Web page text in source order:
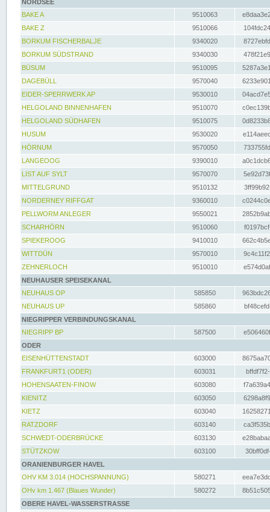
NORDSEE
BAKE A
9510063
BAKE Z
9510066
BORKUM FISCHERBALJE
9340020
BORKUM SÜDSTRAND
9340030
BÜSUM
9510095
DAGEBÜLL
9570040
EIDER-SPERRWERK AP
9530010
HELGOLAND BINNENHAFEN
9510070
HELGOLAND SÜDHAFEN
9510075
HUSUM
9530020
HÖRNUM
9570050
LANGEOOG
9390010
LIST AUF SYLT
9570070
MITTELGRUND
9510132
NORDERNEY RIFFGAT
9360010
PELLWORM ANLEGER
9550021
SCHARHÖRN
9510060
SPIEKEROOG
9410010
WITTDÜN
9570010
ZEHNERLOCH
9510010
NEUHAUSER SPEISEKANAL
NEUHAUS OP
585850
NEUHAUS UP
585860
NIEGRIPPER VERBINDUNGSKANAL
NIEGRIPP BP
587500
ODER
EISENHÜTTENSTADT
603000
FRANKFURT1 (ODER)
603031
HOHENSAATEN-FINOW
603080
KIENITZ
603050
KIETZ
603040
RATZDORF
603140
SCHWEDT-ODERBRÜCKE
603130
STÜTZKOW
603100
ORANIENBURGER HAVEL
OHV KM 3.014 (HOCHSPANNUNG)
580271
OHv km 1.467 (Blaues Wunder)
580272
OBERE HAVEL-WASSERSTRASSE